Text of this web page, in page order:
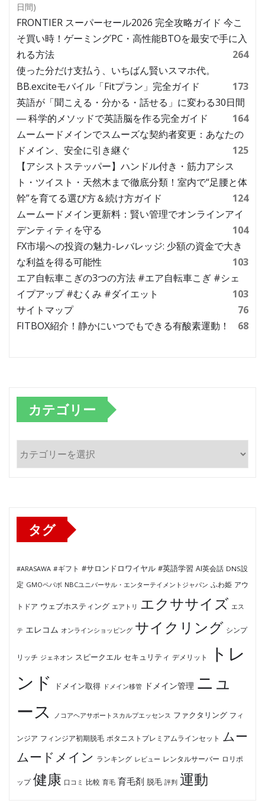
日間)
FRONTIER スーパーセール2026 完全攻略ガイド 今こ
そ買い時！ゲーミングPC・高性能BTOを最安で手に入
れる方法
264
使った分だけ支払う、いちばん賢いスマホ代。
BB.exciteモバイル「Fitプラン」完全ガイド
173
英語が「聞こえる・分かる・話せる」に変わる30日間
― 科学的メソッドで英語脳を作る完全ガイド
164
ムームードメインでスムーズな契約者変更：あなたの
ドメイン、安全に引き継ぐ
125
【アシストステッパー】ハンドル付き・筋力アシス
ト・ツイスト・天然木まで徹底分類！室内で“足腰と体
幹”を育てる選び方＆続け方ガイド
124
ムームードメイン更新料：賢い管理でオンラインアイ
デンティティを守る
104
FX市場への投資の魅力-レバレッジ: 少額の資金で大き
な利益を得る可能性
103
エア自転車こぎの3つの方法 #エア自転車こぎ #シェ
イプアップ #むくみ #ダイエット
103
サイトマップ
76
FITBOX紹介！静かにいつでもできる有酸素運動！
68
カテゴリー
テ
タグ
#ARASAWA #ギフト #サロンドロワイヤル #英語学習 AI英会話 DNS設
定 GMOペパボ NBCユニバーサル・エンターテイメントジャパン ふわ姫 アウ
トドア ウェブホスティング エアトリ エクササイズ エス
テ エレコム オンラインショッピング サイクリング シンプ
リッチ ジェネオン スピークエル セキュリティ デメリット
トレ
ンド
ドメイン取得 ドメイン移管 ドメイン管理 ニュ
ース
ノコアヘアサポートスカルプエッセンス ファクタリング フィ
ンジア フィンジア初期脱毛 ボタニストプレミアムラインセット ムー
ムードメイン ランキング レビュー レンタルサーバー ロリポ
ップ 健康 口コミ 比較 育毛 育毛剤 脱毛 評判 運動